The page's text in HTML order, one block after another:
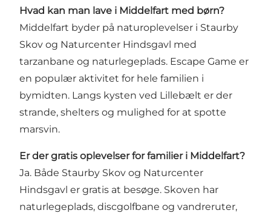
Hvad kan man lave i Middelfart med børn?
Middelfart byder på naturoplevelser i Staurby
Skov og Naturcenter Hindsgavl med
tarzanbane og naturlegeplads. Escape Game er
en populær aktivitet for hele familien i
bymidten. Langs kysten ved Lillebælt er der
strande, shelters og mulighed for at spotte
marsvin.
Er der gratis oplevelser for familier i Middelfart?
Ja. Både Staurby Skov og Naturcenter
Hindsgavl er gratis at besøge. Skoven har
naturlegeplads, discgolfbane og vandreruter,